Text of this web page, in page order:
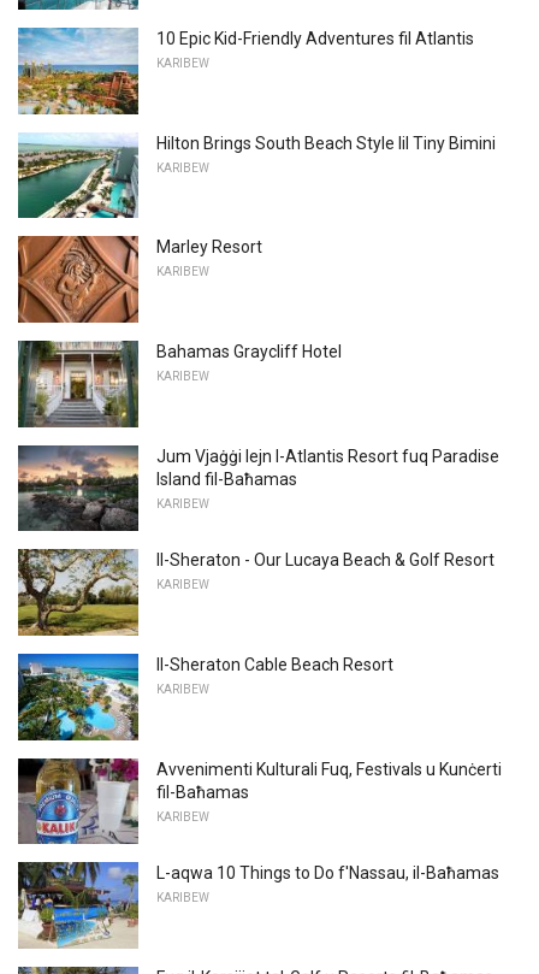
10 Epic Kid-Friendly Adventures fil Atlantis
KARIBEW
Hilton Brings South Beach Style lil Tiny Bimini
KARIBEW
Marley Resort
KARIBEW
Bahamas Graycliff Hotel
KARIBEW
Jum Vjaġġi lejn l-Atlantis Resort fuq Paradise
Island fil-Baħamas
KARIBEW
Il-Sheraton - Our Lucaya Beach & Golf Resort
KARIBEW
Il-Sheraton Cable Beach Resort
KARIBEW
Avvenimenti Kulturali Fuq, Festivals u Kunċerti
fil-Baħamas
KARIBEW
L-aqwa 10 Things to Do f'Nassau, il-Baħamas
KARIBEW